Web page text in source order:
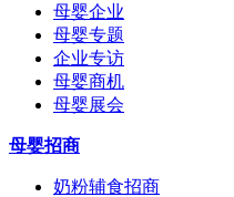
母婴企业
母婴专题
企业专访
母婴商机
母婴展会
母婴招商
奶粉辅食招商